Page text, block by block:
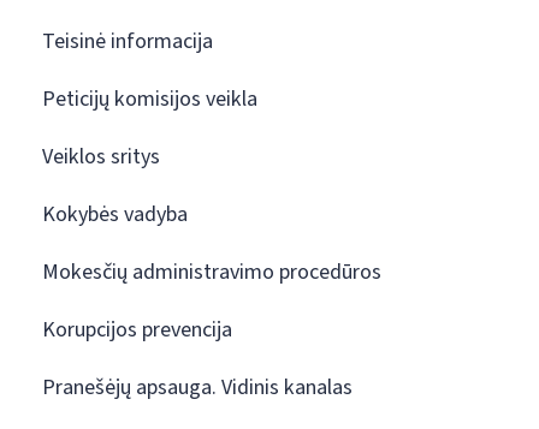
Teisinė informacija
Peticijų komisijos veikla
Veiklos sritys
Kokybės vadyba
Mokesčių administravimo procedūros
Korupcijos prevencija
Pranešėjų apsauga. Vidinis kanalas